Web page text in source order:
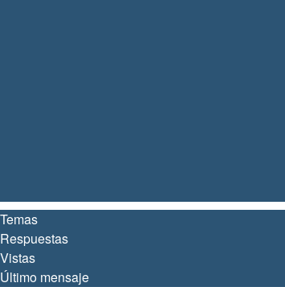
Temas
Respuestas
Vistas
Último mensaje